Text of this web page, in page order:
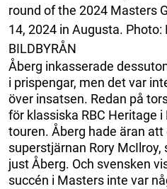
round of the 2024 Masters
14, 2024 in Augusta.
BILDBYRÅN
Åberg inkasserade
i prispengar, men det var
över insatsen. Redan på
för klassiska RBC Heritage
touren. Åberg hade äran
superstjärnan Rory
just Åberg. Och svensken
succén i Masters inte var